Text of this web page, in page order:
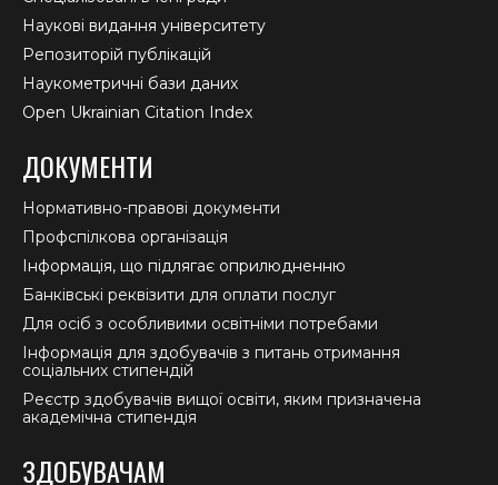
Наукові видання університету
Репозиторій публікацій
Наукометричні бази даних
Open Ukrainian Citation Index
ДОКУМЕНТИ
Нормативно-правові документи
Профспілкова організація
Інформація, що підлягає оприлюдненню
Банківські реквізити для оплати послуг
Для осіб з особливими освітніми потребами
Інформація для здобувачів з питань отримання
соціальних стипендій
Реєстр здобувачів вищої освіти, яким призначена
академічна стипендія
ЗДОБУВАЧАМ